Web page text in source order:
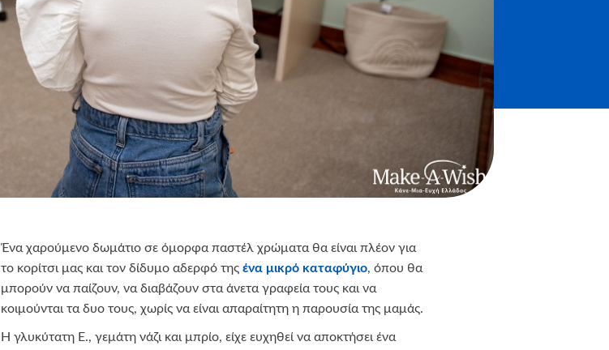
Ένα χαρούμενο δωμάτιο σε όμορφα παστέλ χρώματα θα είναι πλέον για
το κορίτσι μας και τον δίδυμο αδερφό της ένα μικρό καταφύγιο, όπου θα
μπορούν να παίζουν, να διαβάζουν στα άνετα γραφεία τους και να
κοιμούνται τα δυο τους, χωρίς να είναι απαραίτητη η παρουσία της μαμάς.
Η γλυκύτατη Ε., γεμάτη νάζι και μπρίο, είχε ευχηθεί να αποκτήσει ένα